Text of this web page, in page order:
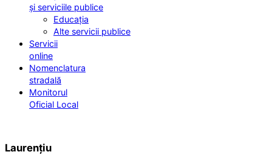
și serviciile publice
Educația
Alte servicii publice
Servicii
online
Nomenclatura
stradală
Monitorul
Oficial Local
Laurențiu